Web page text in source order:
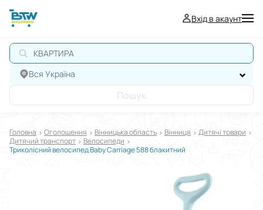
Вхід в акаунт
Вся Україна
Пошук
Головна Оголошення Вінницька область Вінниця
Дитячі товари
Дитячий транспорт
Велосипеди
Триколісний велосипед Baby Carriage 588 блакитний